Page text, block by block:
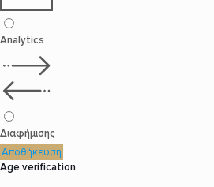
Analytics
Διαφήμισης
Αποθήκευση
Age verification